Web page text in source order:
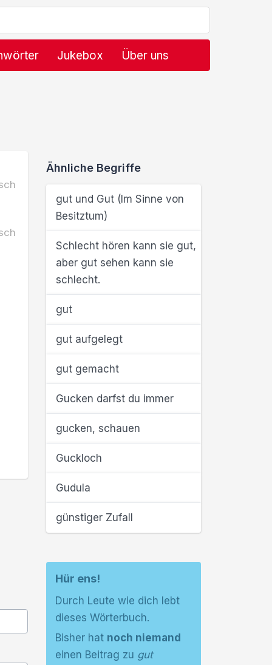
Jukebox Über uns
Ähnliche Begriffe
gut und Gut (Im Sinne von
Besitztum)
Schlecht hören kann sie gut,
aber gut sehen kann sie
schlecht.
gut
gut aufgelegt
gut gemacht
Gucken darfst du immer
gucken, schauen
Guckloch
Gudula
günstiger Zufall
Hür ens!
Durch Leute wie dich lebt
dieses Wörterbuch.
Bisher hat noch niemand
einen Beitrag zu gut